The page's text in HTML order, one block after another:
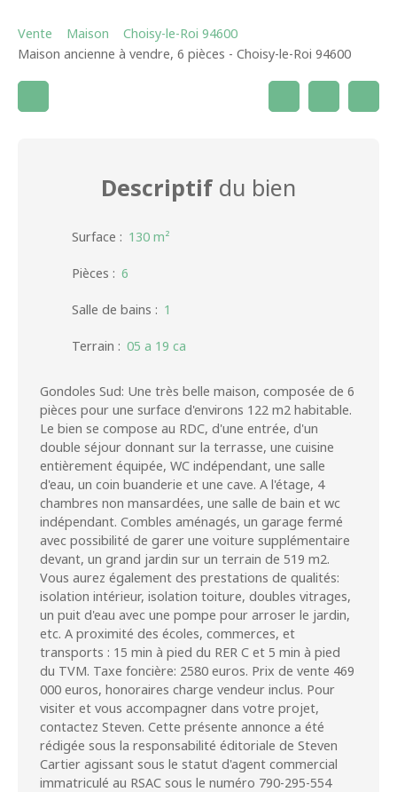
Vente Maison
Choisy-le-Roi 94600
Maison ancienne à vendre, 6 pièces - Choisy-le-Roi 94600
Descriptif du bien
Surface : 130 m²
Pièces : 6
Salle de bains : 1
Terrain : 05 a 19 ca
Gondoles Sud: Une très belle maison, composée de 6
pièces pour une surface d'environs 122 m2 habitable.
Le bien se compose au RDC, d'une entrée, d'un
double séjour donnant sur la terrasse, une cuisine
entièrement équipée, WC indépendant, une salle
d'eau, un coin buanderie et une cave. A l'étage, 4
chambres non mansardées, une salle de bain et wc
indépendant. Combles aménagés, un garage fermé
avec possibilité de garer une voiture supplémentaire
devant, un grand jardin sur un terrain de 519 m2.
Vous aurez également des prestations de qualités:
isolation intérieur, isolation toiture, doubles vitrages,
un puit d'eau avec une pompe pour arroser le jardin,
etc. A proximité des écoles, commerces, et
transports : 15 min à pied du RER C et 5 min à pied
du TVM. Taxe foncière: 2580 euros. Prix de vente 469
000 euros, honoraires charge vendeur inclus. Pour
visiter et vous accompagner dans votre projet,
contactez Steven. Cette présente annonce a été
rédigée sous la responsabilité éditoriale de Steven
Cartier agissant sous le statut d'agent commercial
immatriculé au RSAC sous le numéro 790-295-554